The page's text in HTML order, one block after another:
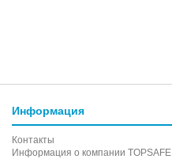
Информация
Контакты
Информация о компании TOPSAFE